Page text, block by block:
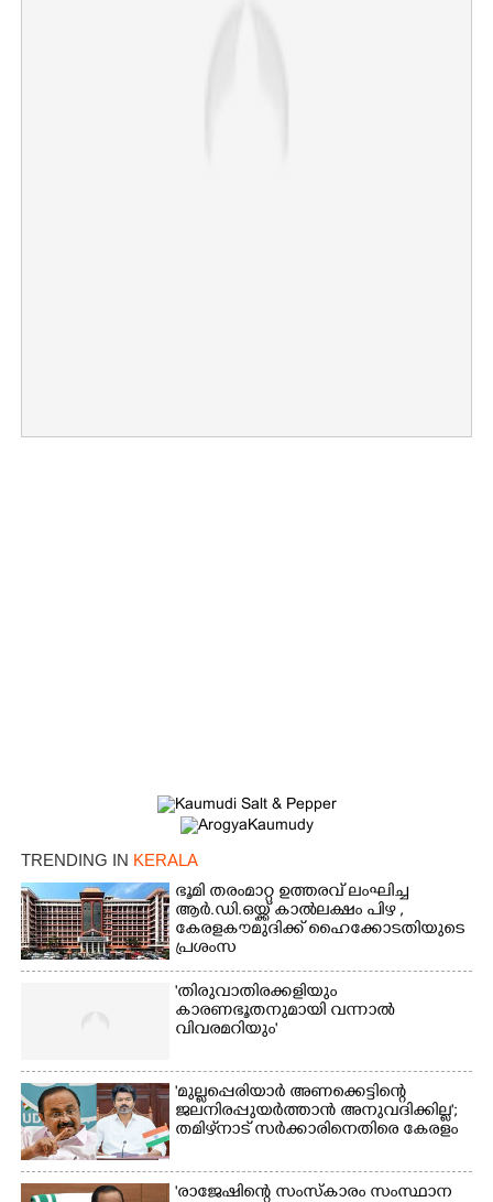
TRENDING IN KERALA
ഭൂമി തരംമാറ്റ ഉത്തരവ് ലംഘിച്ച
ആർ.ഡി.ഒയ്ക്ക് കാൽലക്ഷം പിഴ ,​
കേരളകൗമുദിക്ക് ഹൈക്കോടതിയുടെ
പ്രശംസ
'തിരുവാതിരക്കളിയും
കാരണഭൂതനുമായി വന്നാൽ
വിവരമറിയും '
'മുല്ലപ്പെരിയാർ അണക്കെട്ടിന്റെ
ജലനിരപ്പുയർത്താൻ അനുവദിക്കില്ല';
തമിഴ്‌നാട് സർക്കാരിനെതിരെ കേരളം
'രാജേഷിന്റെ സംസ്കാരം സംസ്ഥാന